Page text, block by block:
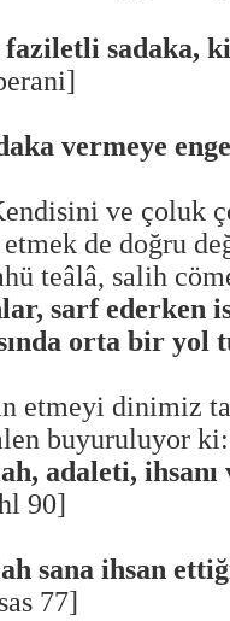
faziletli sadaka,
vermeye
ve çoluk
etmek de doğru
teâlâ, salih
sarf ederken
orta bir yol
etmeyi dinimiz
buyuruluyor ki:
adaleti,
90]
sana ihsan
77]